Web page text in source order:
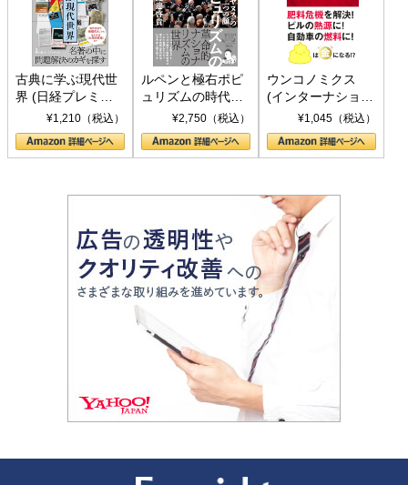
古典に学ぶ現代世
界 (日経プレミア
シリーズ)¥1,210（税込）
ルペンと極右ポピ
ュリズムの時代：
〈ヤヌス〉の二つ
の顔
¥2,750（税込）
ウンコノミクス
(インターナショナ
ル新書)¥1,045（税込）